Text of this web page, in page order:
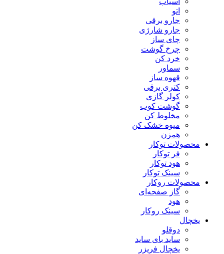
اتو
جارو برقی
جارو شارژی
چای ساز
چرخ گوشت
خرد کن
سماور
قهوه ساز
کتری برقی
کولر گازی
گوشت کوب
مخلوط کن
میوه خشک کن
همزن
محصولات توکار
فر توکار
هود توکار
سینک توکار
محصولات روکار
گاز صفحه‌ای
هود
سینک روکار
یخچال
دوقلو
ساید بای ساید
یخچال فریزر